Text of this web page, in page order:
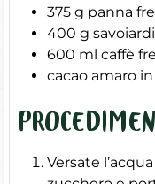
375 g panna
400 g savoiardi
600 ml caffè
cacao amaro
Versate